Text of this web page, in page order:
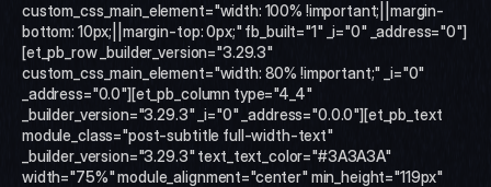
VSN Noticias Conectar
custom_css_main_element="width: 100% !important;||margin-
bottom: 10px;||margin-top: 0px;" fb_built="1" _i="0" _address="0"]
[et_pb_row _builder_version="3.29.3"
custom_css_main_element="width: 80% !important;" _i="0"
_address="0.0"][et_pb_column type="4_4"
_builder_version="3.29.3" _i="0" _address="0.0.0"][et_pb_text
module_class="post-subtitle full-width-text"
_builder_version="3.29.3" text_text_color="#3A3A3A"
width="75%" module_alignment="center" min_height="119px"